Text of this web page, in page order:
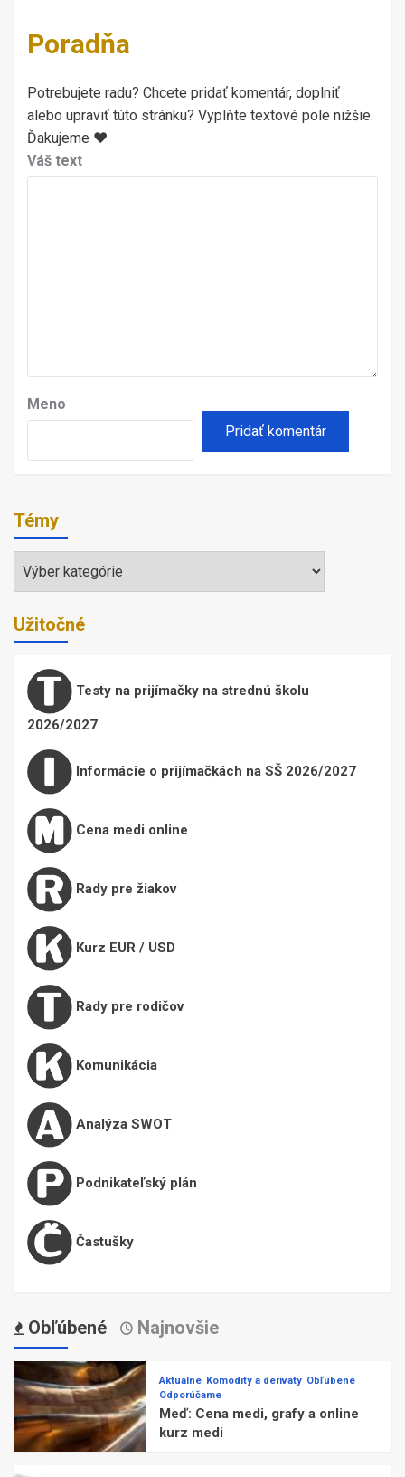
Poradňa
Potrebujete radu? Chcete pridať komentár, doplniť
alebo upraviť túto stránku? Vyplňte textové pole nižšie.
Ďakujeme ♥
Váš text
Meno
Témy
Témy
Užitočné
Testy na prijímačky na strednú školu
2026/2027
Informácie o prijímačkách na SŠ 2026/2027
Cena medi online
Rady pre žiakov
Kurz EUR / USD
Rady pre rodičov
Komunikácia
Analýza SWOT
Podnikateľský plán
Častušky
Obľúbené Najnovšie
Aktuálne Komodity a deriváty Obľúbené
Odporúčame
Meď: Cena medi, grafy a online
kurz medi